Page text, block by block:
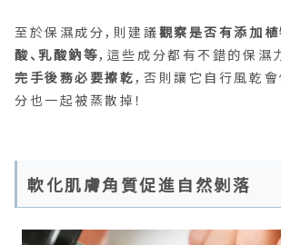
至於保濕成分，則建議觀察是否有添加植
酸、乳酸鈉等，這些成分都有不錯的保濕
完手後務必要擦乾，否則讓它自行風乾
分也一起被蒸散掉！
軟化肌膚角質促進自然剝落